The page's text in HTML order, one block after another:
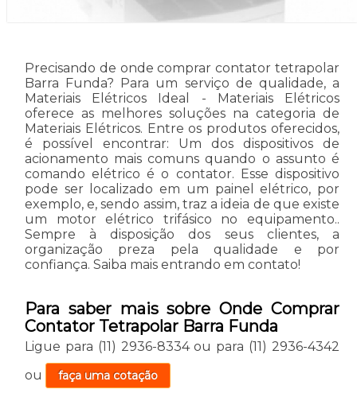
Precisando de onde comprar contator tetrapolar
Barra Funda? Para um serviço de qualidade, a
Materiais Elétricos Ideal - Materiais Elétricos
oferece as melhores soluções na categoria de
Materiais Elétricos. Entre os produtos oferecidos,
é possível encontrar: Um dos dispositivos de
acionamento mais comuns quando o assunto é
comando elétrico é o contator. Esse dispositivo
pode ser localizado em um painel elétrico, por
exemplo, e, sendo assim, traz a ideia de que existe
um motor elétrico trifásico no equipamento..
Sempre à disposição dos seus clientes, a
organização preza pela qualidade e por
confiança. Saiba mais entrando em contato!
Para saber mais sobre Onde Comprar
Contator Tetrapolar Barra Funda
Ligue para (11) 2936-8334ou para (11) 2936-4342
ou
faça uma cotação